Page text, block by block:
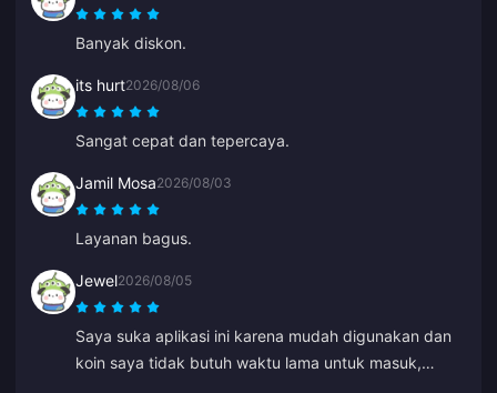
Banyak diskon.
its hurt2026/08/06
Sangat cepat dan tepercaya.
Jamil Mosa2026/08/03
Layanan bagus.
Jewel2026/08/05
Saya suka aplikasi ini karena mudah digunakan dan
koin saya tidak butuh waktu lama untuk masuk,